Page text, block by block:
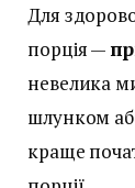
Для
порція —
невелика
шлунком
краще